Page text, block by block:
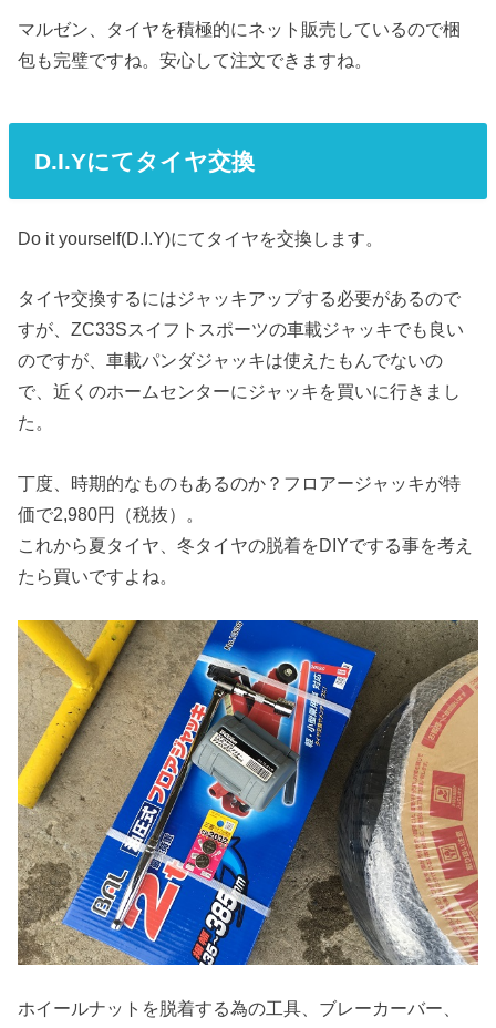
マルゼン、タイヤを積極的にネット販売しているので梱
包も完璧ですね。安心して注文できますね。
D.I.Yにてタイヤ交換
Do it yourself(D.I.Y)にてタイヤを交換します。
タイヤ交換するにはジャッキアップする必要があるので
すが、ZC33Sスイフトスポーツの車載ジャッキでも良い
のですが、車載パンダジャッキは使えたもんでないの
で、近くのホームセンターにジャッキを買いに行きまし
た。
丁度、時期的なものもあるのか？フロアージャッキが特
価で2,980円（税抜）。
これから夏タイヤ、冬タイヤの脱着をDIYでする事を考え
たら買いですよね。
ホイールナットを脱着する為の工具、ブレーカーバー、